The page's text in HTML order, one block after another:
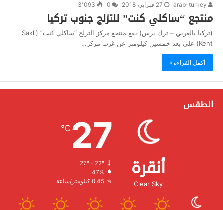
27 فبراير، 2018 3٬093
منتجع “ساكلي كنت” للتزلج جنوب تركيا
(تركيا بالعربي – ترك برس) يقع منتجع مركز التزلج “ساكلي كنت” (Saklı
Kent) على بعد خمسين كيلومتر عن غرب مركز…
أكمل القراءة »
الطقس
أنقرة
Clear Sky
27
℃
27º - 22º
الرطوبة:
الرياح:0.45 كيلومتر/ساعة